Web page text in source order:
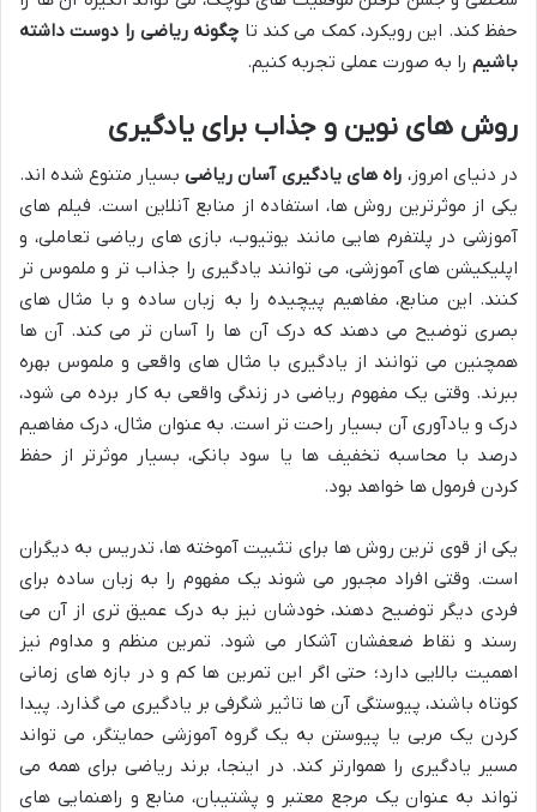
حفظ کند. این رویکرد، کمک می کند تا چگونه ریاضی را دوست داشته
باشیم را به صورت عملی تجربه کنیم.
روش های نوین و جذاب برای یادگیری
در دنیای امروز، راه های یادگیری آسان ریاضیبسیار متنوع شده اند.
یکی از موثرترین روش ها، استفاده از منابع آنلاین است. فیلم های
آموزشی در پلتفرم هایی مانند یوتیوب، بازی های ریاضی تعاملی، و
اپلیکیشن های آموزشی، می توانند یادگیری را جذاب تر و ملموس تر
کنند. این منابع، مفاهیم پیچیده را به زبان ساده و با مثال های
بصری توضیح می دهند که درک آن ها را آسان تر می کند. آن ها
همچنین می توانند از یادگیری با مثال های واقعی و ملموس بهره
ببرند. وقتی یک مفهوم ریاضی در زندگی واقعی به کار برده می شود،
درک و یادآوری آن بسیار راحت تر است. به عنوان مثال، درک مفاهیم
درصد با محاسبه تخفیف ها یا سود بانکی، بسیار موثرتر از حفظ
کردن فرمول ها خواهد بود.
یکی از قوی ترین روش ها برای تثبیت آموخته ها، تدریس به دیگران
است. وقتی افراد مجبور می شوند یک مفهوم را به زبان ساده برای
فردی دیگر توضیح دهند، خودشان نیز به درک عمیق تری از آن می
رسند و نقاط ضعفشان آشکار می شود. تمرین منظم و مداوم نیز
اهمیت بالایی دارد؛ حتی اگر این تمرین ها کم و در بازه های زمانی
کوتاه باشند، پیوستگی آن ها تاثیر شگرفی بر یادگیری می گذارد. پیدا
کردن یک مربی یا پیوستن به یک گروه آموزشی حمایتگر، می تواند
مسیر یادگیری را هموارتر کند. در اینجا، برند ریاضی برای همه می
تواند به عنوان یک مرجع معتبر و پشتیبان، منابع و راهنمایی های